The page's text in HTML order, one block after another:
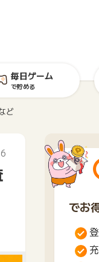
毎日ゲーム
で貯める
ど
でお